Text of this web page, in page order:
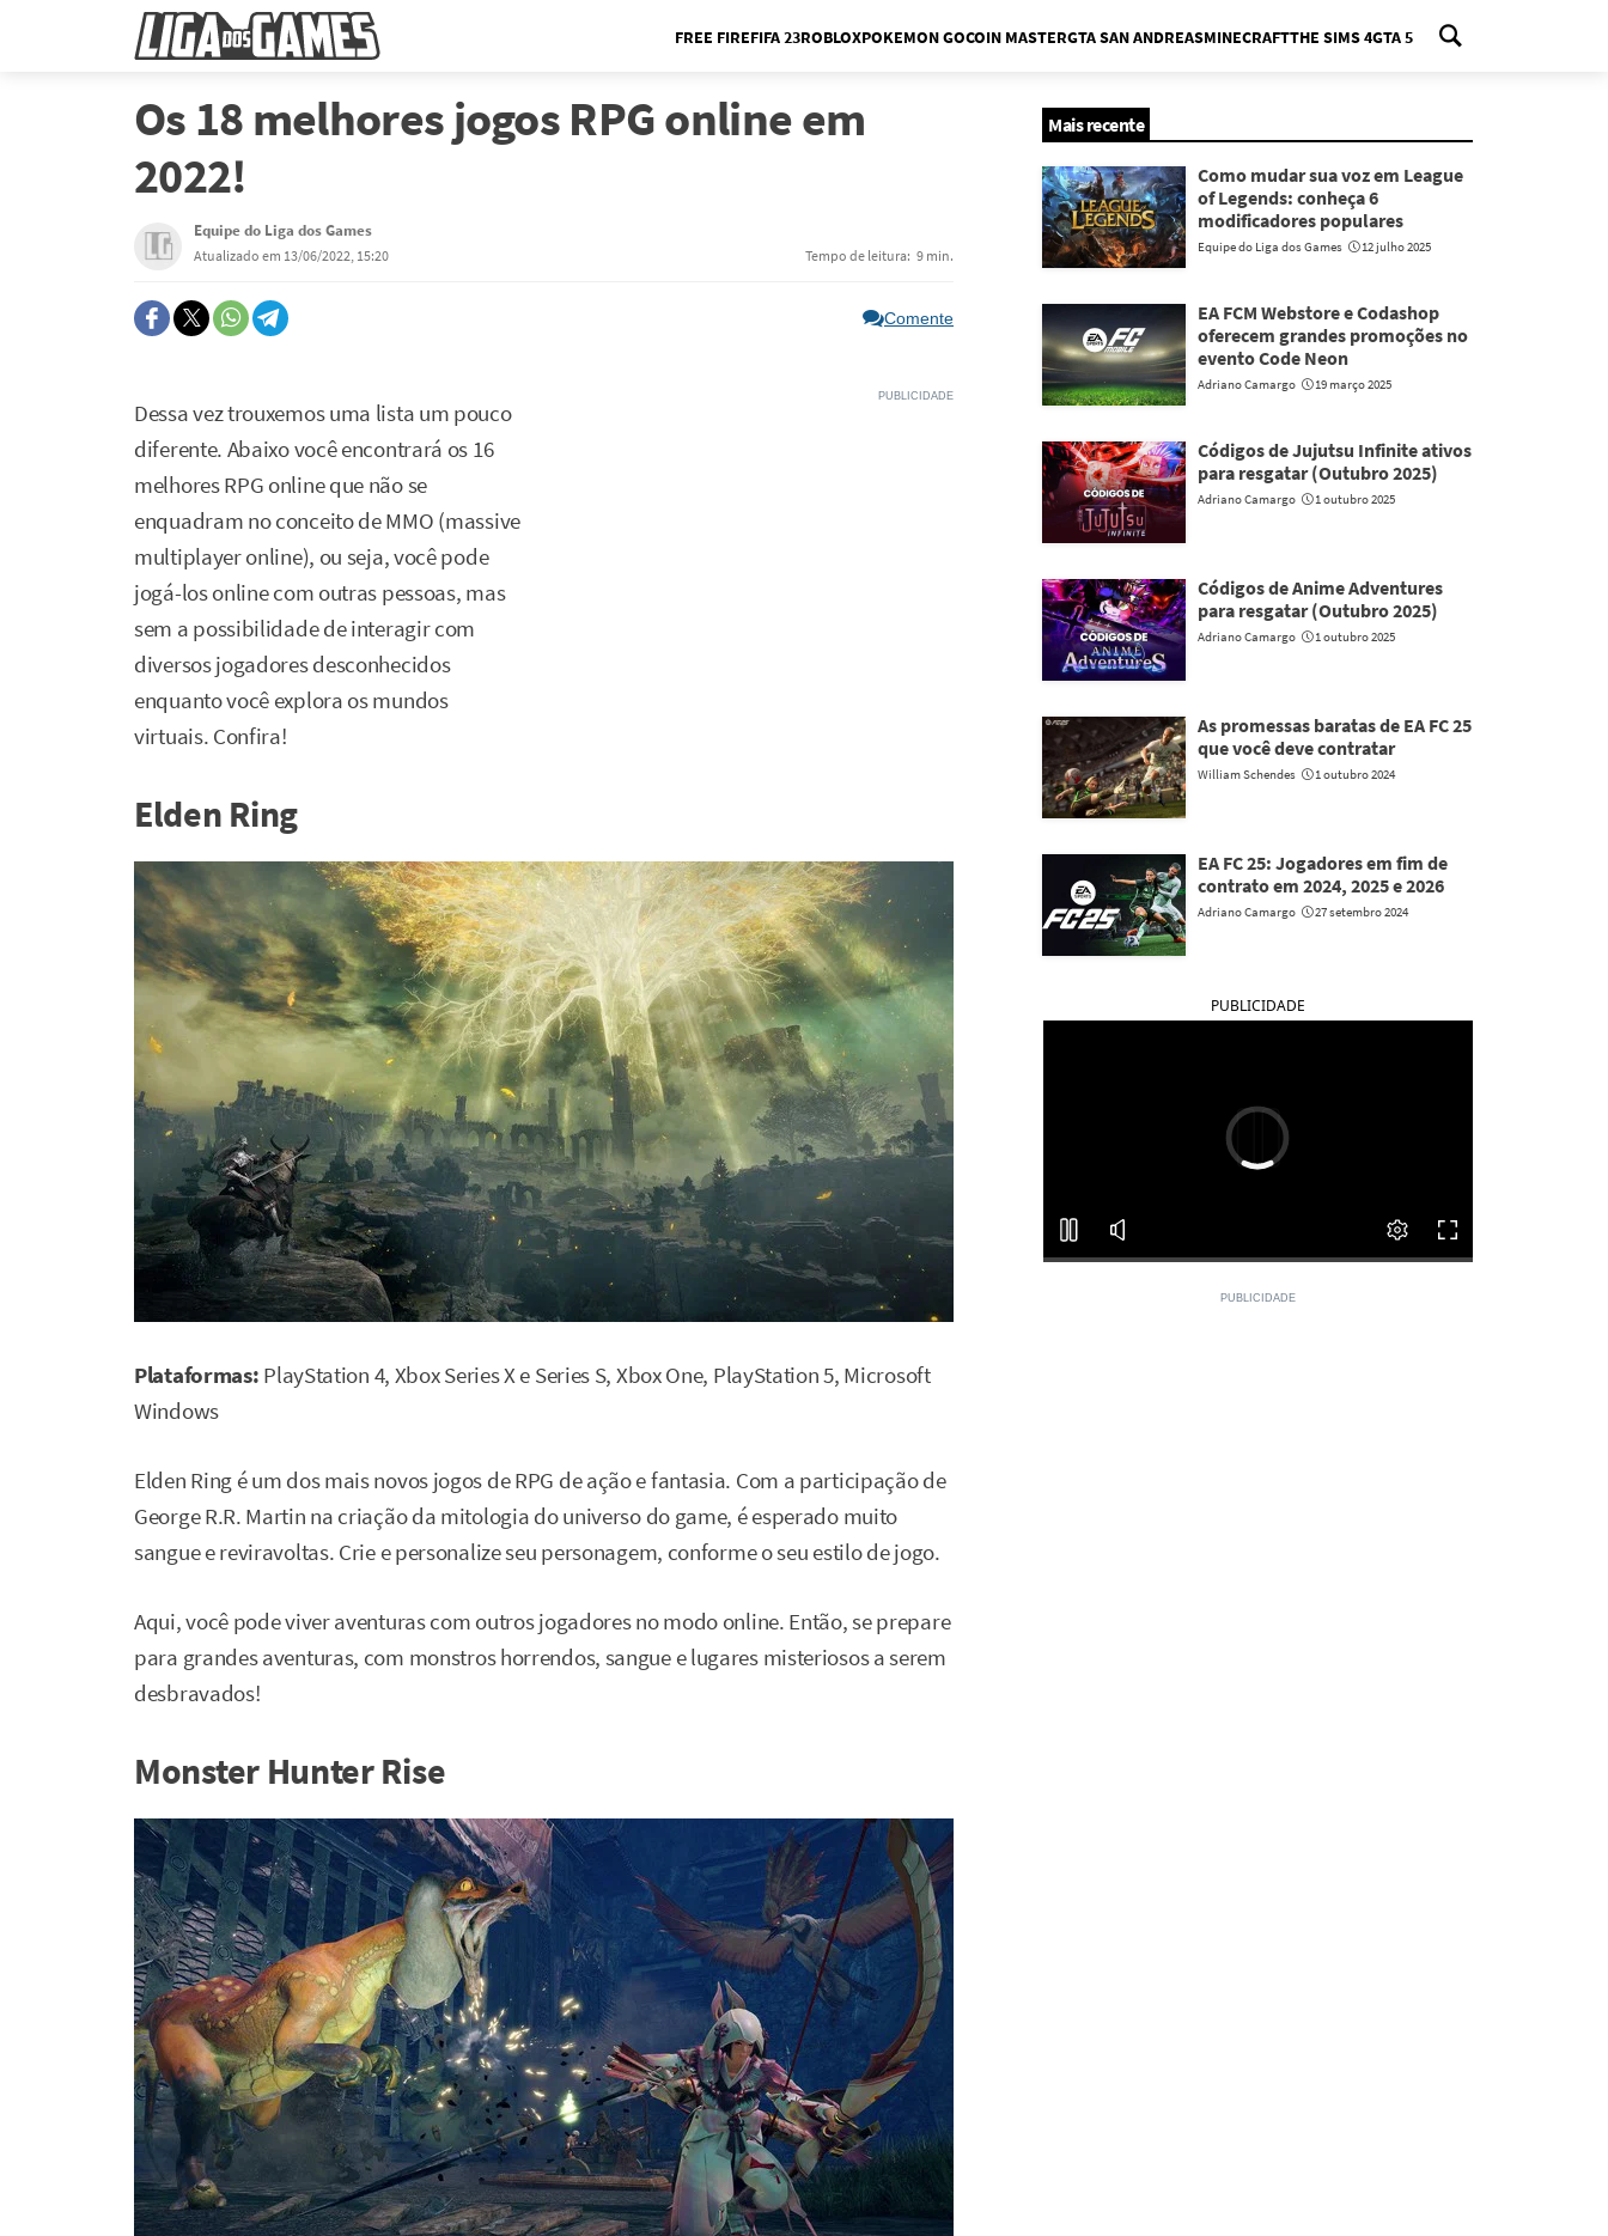
Menu
FREE FIREFIFA 23ROBLOXPOKEMON GOCOIN MASTERGTA SAN ANDREASMINECRAFTTHE SIMS 4GTA 5
Os 18 melhores jogos RPG online em
2022!
Equipe do Liga dos Games
Atualizado em 13/06/2022, 15:20 Tempo de leitura: 9 min.
Comente
Dessa vez trouxemos uma lista um pouco
diferente. Abaixo você encontrará os 16
melhores RPG online que não se
enquadram no conceito de MMO (massive
multiplayer online), ou seja, você pode
jogá-los online com outras pessoas, mas
sem a possibilidade de interagir com
diversos jogadores desconhecidos
enquanto você explora os mundos
virtuais. Confira!
Elden Ring
Plataformas: PlayStation 4, Xbox Series X e Series S, Xbox One, PlayStation 5, Microsoft
Windows
Elden Ring é um dos mais novos jogos de RPG de ação e fantasia. Com a participação de
George R.R. Martin na criação da mitologia do universo do game, é esperado muito
sangue e reviravoltas. Crie e personalize seu personagem, conforme o seu estilo de jogo.
Aqui, você pode viver aventuras com outros jogadores no modo online. Então, se prepare
para grandes aventuras, com monstros horrendos, sangue e lugares misteriosos a serem
desbravados!
Monster Hunter Rise
Mais recente
Como mudar sua voz em League
of Legends: conheça 6
modificadores populares
Equipe do Liga dos Games 12 julho 2025
EA FCM Webstore e Codashop
oferecem grandes promoções no
evento Code Neon
Adriano Camargo 19 março 2025
Códigos de Jujutsu Infinite ativos
para resgatar (Outubro 2025)
Adriano Camargo 1 outubro 2025
Códigos de Anime Adventures
para resgatar (Outubro 2025)
Adriano Camargo 1 outubro 2025
As promessas baratas de EA FC 25
que você deve contratar
William Schendes 1 outubro 2024
EA FC 25: Jogadores em fim de
contrato em 2024, 2025 e 2026
Adriano Camargo 27 setembro 2024
PUBLICIDADE